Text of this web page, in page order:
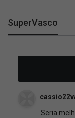
SuperVasco